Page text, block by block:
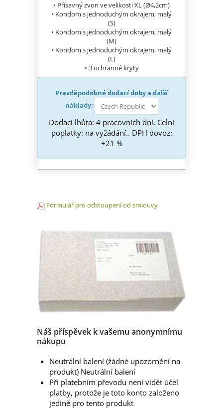
• Přísavný zvon ve velikosti XL (Ø4,2cm)
• Kondom s jednoduchým okrajem, malý
(S)
• Kondom s jednoduchým okrajem, malý
(M)
• Kondom s jednoduchým okrajem, malý
(L)
• 3 ochranné kryty
Pravděpodobné dodací doby a další
náklady:
Dodací lhůta: 4 pracovních dní. Celní
poplatky: na vyžádání.. DPH dovoz:
+21 %
Formulář pro odstoupení od smlouvy
Náš příspěvek k vašemu anonymnímu
nákupu
Neutrální balení (žádné upozornění na
produkt) Neutrální balení
Při platebním převodu není vidět účel
platby, protože je toto konto založeno
jedině pro tento produkt